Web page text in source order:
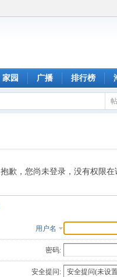
家园 广播 排行榜
抱歉，您尚未登录，没有权限在
用户名
密码:
安全提问: